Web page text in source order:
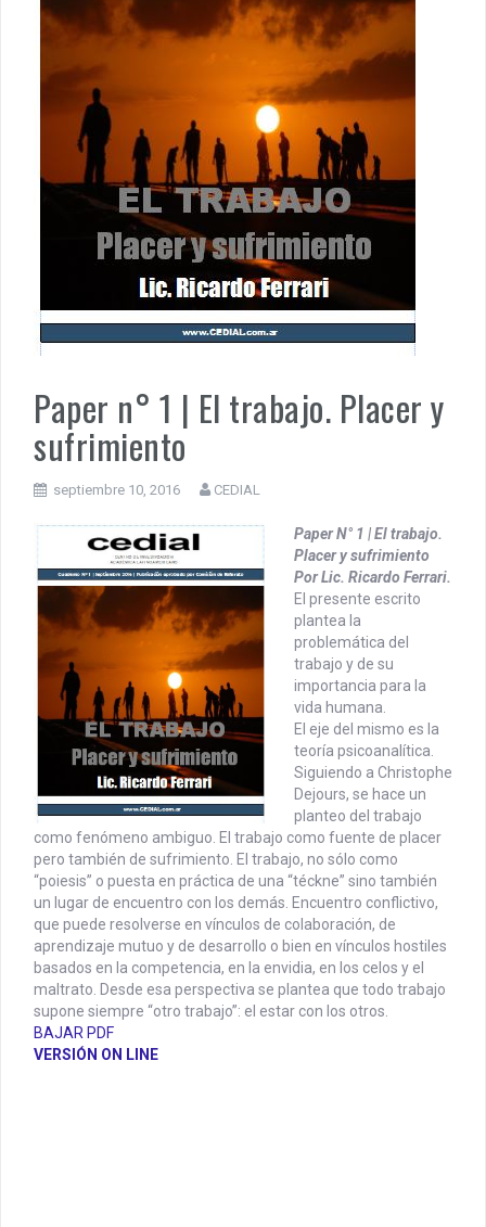
PENSAR UNA SEÑAL | UNA TEJEDORA DE VERDAD
MUÑIZ. PORQUE LA HISTORIA TE JUZGARÁ
PENSAR UNA SEÑAL | Se echan los dados éticos de la
sustentibilidad. | 6 DE AGOSTO: SOBERANIA TERRITORIAL,
ECONOMICA Y POLITICA
Paper n° 1 | El trabajo. Placer y
sufrimiento
septiembre 10, 2016 CEDIAL
Paper N° 1 | El trabajo.
Placer y sufrimiento
Por Lic. Ricardo Ferrari.
El presente escrito
plantea la
problemática del
trabajo y de su
importancia para la
vida humana.
El eje del mismo es la
teoría psicoanalítica.
Siguiendo a Christophe
Dejours, se hace un
planteo del trabajo
como fenómeno ambiguo. El trabajo como fuente de placer
pero también de sufrimiento. El trabajo, no sólo como
“poiesis” o puesta en práctica de una “téckne” sino también
un lugar de encuentro con los demás. Encuentro conflictivo,
que puede resolverse en vínculos de colaboración, de
aprendizaje mutuo y de desarrollo o bien en vínculos hostiles
basados en la competencia, en la envidia, en los celos y el
maltrato. Desde esa perspectiva se plantea que todo trabajo
supone siempre “otro trabajo”: el estar con los otros.
BAJAR PDF
VERSIÓN ON LINE